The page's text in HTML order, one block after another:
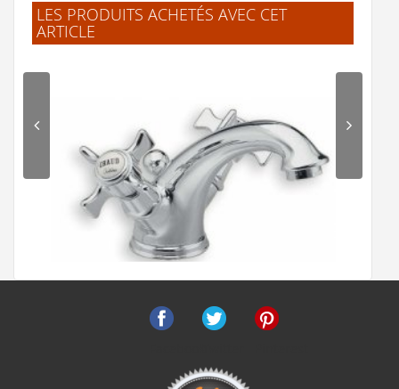
Mitigeur Bain/Douche thermostatique EXECUTIVE
EV15851
Voir le produit
LES PRODUITS ACHETÉS AVEC CET
ARTICLE
Mélangeur lavabo CHAMBORD rétro Chromé - CH10851